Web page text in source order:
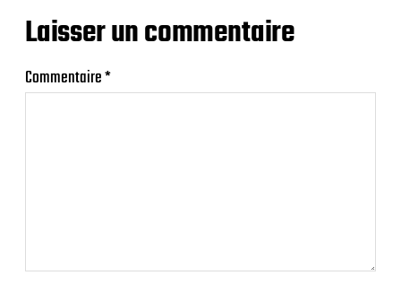
Laisser un commentaire
Commentaire*